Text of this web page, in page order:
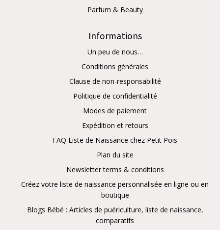
Parfum & Beauty
Informations
Un peu de nous…
Conditions générales
Clause de non-responsabilité
Politique de confidentialité
Modes de paiement
Expédition et retours
FAQ Liste de Naissance chez Petit Pois
Plan du site
Newsletter terms & conditions
Créez votre liste de naissance personnalisée en ligne ou en
boutique
Blogs Bébé : Articles de puériculture, liste de naissance,
comparatifs